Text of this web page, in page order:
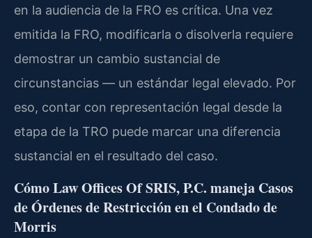
en la audiencia de la FRO es crítica. Una vez
emitida la FRO, modificarla o disolverla requiere
demostrar un cambio sustancial de
circunstancias — un estándar legal elevado. Por
eso, contar con representación legal desde la
etapa de la TRO puede marcar una diferencia
sustancial en el resultado del caso.
Cómo Law Offices Of SRIS, P.C. maneja Casos
de Órdenes de Restricción en el Condado de
Morris